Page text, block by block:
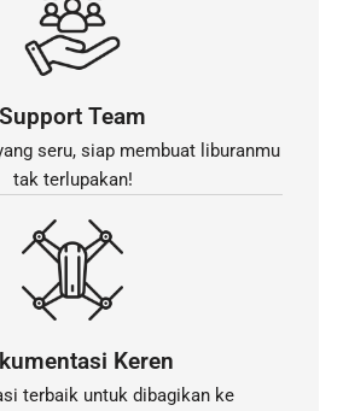
Support Team
seru, siap membuat liburanmu
tak terlupakan!
Keren
terbaik untuk dibagikan ke